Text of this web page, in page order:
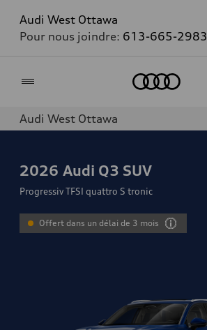
Audi West Ottawa
Pour nous joindre: 613-665-2983
Audi West Ottawa
2026 Audi Q3 SUV
Progressiv TFSI quattro S tronic
Offert dans un délai de 3 mois